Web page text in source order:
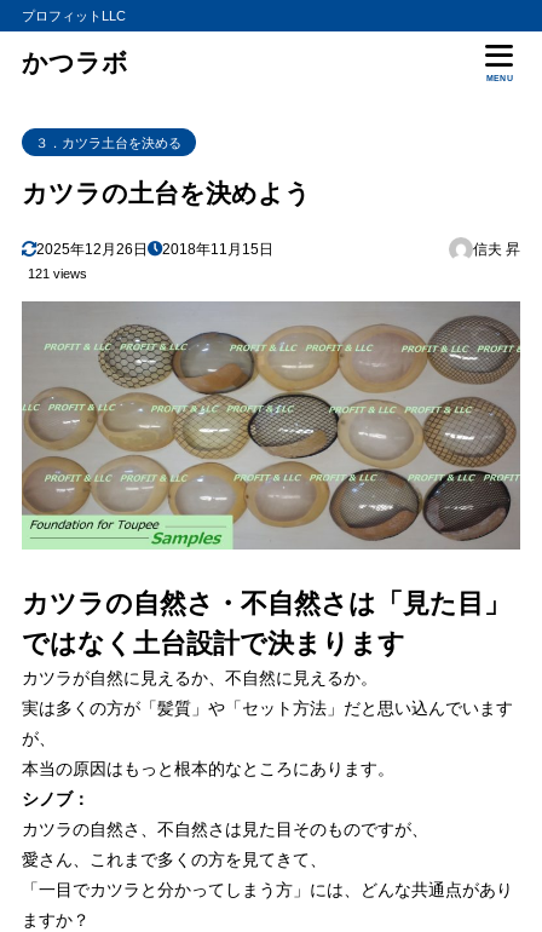
プロフィットLLC
かつラボ
MENU
３．カツラ土台を決める
カツラの土台を決めよう
2025年12月26日 2018年11月15日 信夫 昇
121 views
カツラの自然さ・不自然さは「見た目」
ではなく土台設計で決まります
カツラが自然に見えるか、不自然に見えるか。
実は多くの方が「髪質」や「セット方法」だと思い込んでいます
が、
本当の原因はもっと根本的なところにあります。
シノブ：
カツラの自然さ、不自然さは見た目そのものですが、
愛さん、これまで多くの方を見てきて、
「一目でカツラと分かってしまう方」には、どんな共通点があり
ますか？